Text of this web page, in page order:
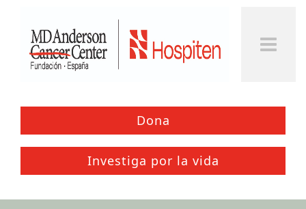
Dona
Investiga por la vida